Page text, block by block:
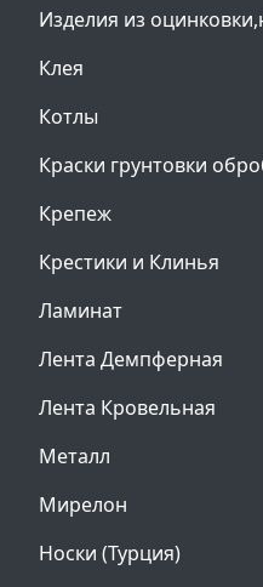
Изделия из
Клея
Котлы
Краски грунтовки
Крепеж
Крестики и Клинья
Ламинат
Лента Демпферная
Лента Кровельная
Металл
Мирелон
Носки (Турция)